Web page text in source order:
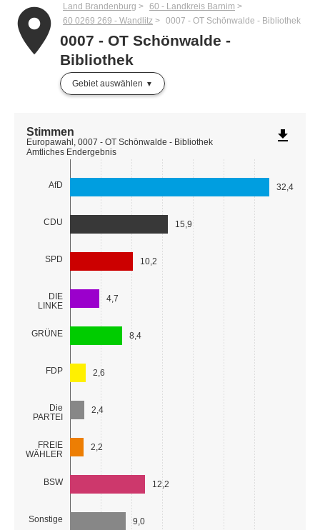
placeLand Brandenburg
60 - Landkreis Barnim
60 0269 269 - Wandlitz
0007 - OT Schönwalde - Bibliothek
0007 - OT Schönwalde -
Bibliothek
Gebiet auswählen
AfD
CDU
SPD
DIE
LINKE
GRÜNE
FDP
Die
PARTEI
FREIE
WÄHLER
BSW
Sonstige
32,4
15,9
10,2
4,7
8,4
2,6
2,4
2,2
12,2
9,0
Stimmen
Europawahl, 0007 - OT Schönwalde - Bibliothek
Amtliches Endergebnis
file_download